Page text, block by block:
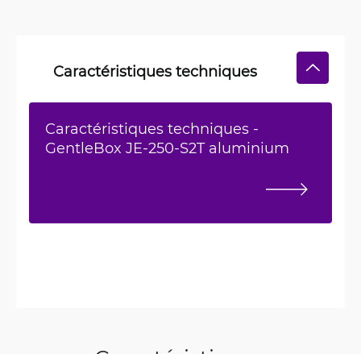
Caractéristiques techniques
Caractéristiques techniques -
GentleBox JE-250-S2T aluminium